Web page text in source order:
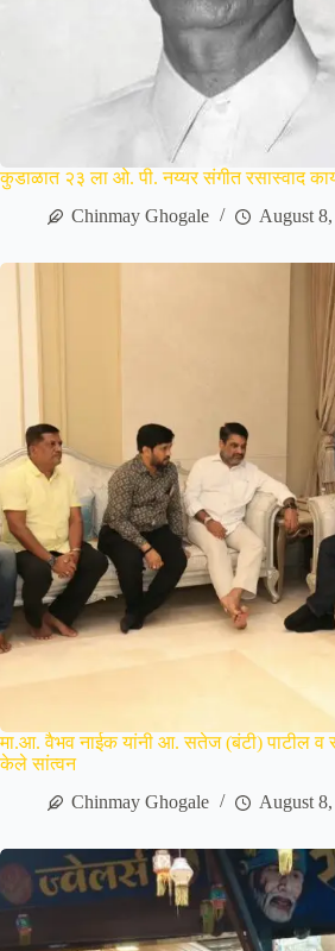
कुडाळात २३ ला ओ. पी. नय्यर संगीत रसास्वाद
Chinmay Ghogale
August
मा.आ. वैभव नाईक यांनी आ. सतेज (बंटी) पाटील व
केले सांत्वन
Chinmay Ghogale
August